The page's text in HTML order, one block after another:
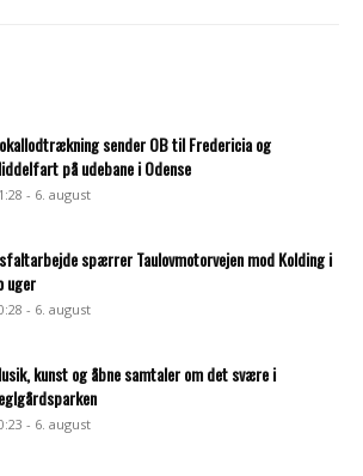
sender OB til Fredericia og
på udebane i Odense
- 6. august
spærrer Taulovmotorvejen mod Kolding i
uger
- 6. august
kunst og åbne samtaler om det svære i
- 6. august